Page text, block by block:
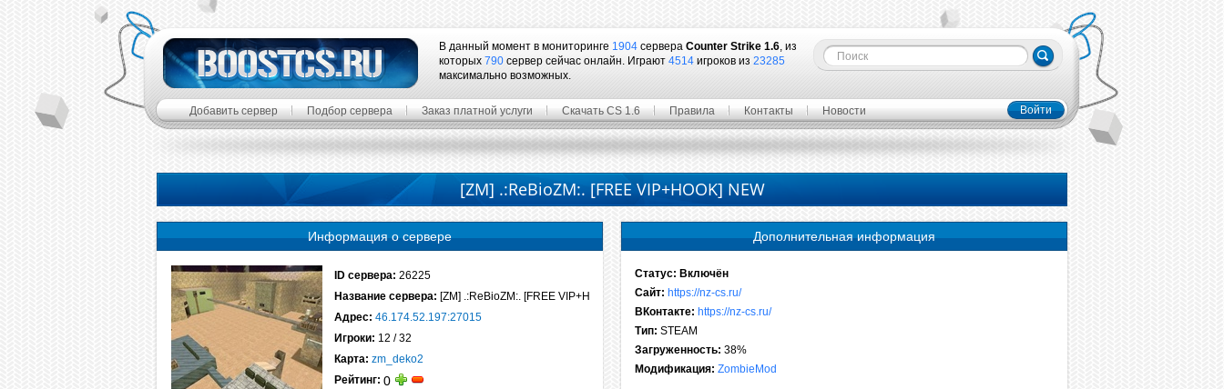
В данный момент в мониторинге 1904 сервера Counter Strike 1.6, из
которых 790 сервер сейчас онлайн. Играют 4514 игроков из 23285
максимально возможных.
Добавить сервер Подбор сервера Заказ платной услуги Скачать CS 1.6 Правила Контакты Новости Войти
[ZM] .:ReBioZM:. [FREE VIP+HOOK] NEW
Информация о сервере
ID сервера: 26225
Название сервера: [ZM] .:ReBioZM:. [FREE VIP+HOOK] NEW
Адрес: 46.174.52.197:27015
Игроки: 12 / 32
Карта: zm_deko2
Рейтинг: 0
Дополнительная информация
Статус: Включён
Сайт: https://nz-cs.ru/
ВКонтакте: https://nz-cs.ru/
Тип: STEAM
Загруженность: 38%
Модификация: ZombieMod